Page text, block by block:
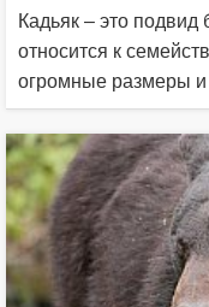
Кадьяк – это
относится к
огромные размеры и